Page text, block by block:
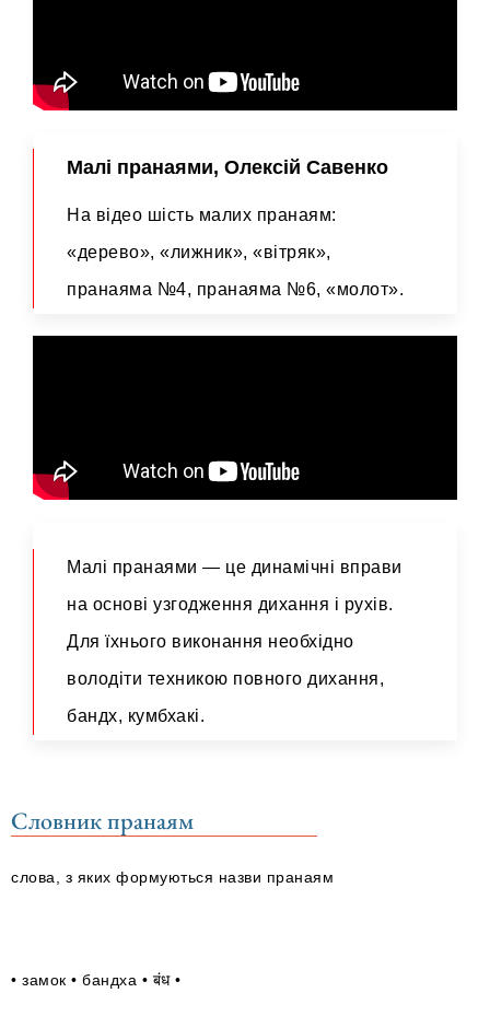
Малі пранаями, Олексій Савенко
На відео шість малих пранаям:
«дерево», «лижник», «вітряк»,
пранаяма №4, пранаяма №6, «молот».
Малі пранаями — це динамічні вправи
на основі узгодження дихання і рухів.
Для їхнього виконання необхідно
володіти техникою повного дихання,
бандх, кумбхакі.
Словник пранаям
слова, з яких формуються назви пранаям
• замок • бандха • बंध•